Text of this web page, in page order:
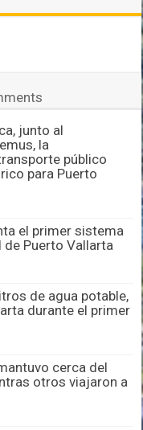
junto al
la
público
para Puerto
el primer sistema
Puerto Vallarta
de agua potable,
durante el primer
cerca del
otros viajaron a